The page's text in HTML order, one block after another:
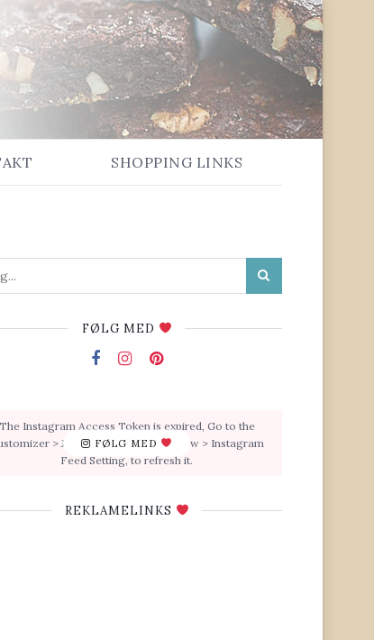
SHOPPING LINKS
FØLG MED
FØLG MED
The Instagram Access Token is expired, Go to the
> JNews : Social, Like & View > Instagram
Feed Setting, to refresh it.
REKLAMELINKS